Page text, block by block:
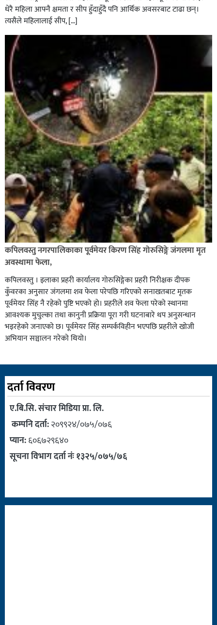
धेरै महिला आफ्नै क्षमता र सीप हुँदाहुँदै पनि आर्थिक अवसरबाट टाढा छन्।
त्यसैले महिलालाई सीप, […]
कपिलवस्तु नगरपालिकाका पूर्वमेयर किरण सिंह गोरुसिङ्गे जंगलमा मृत
अवस्थामा फेला,
कपिलवस्तु । इलाका प्रहरी कार्यालय गोरुसिङ्गेका प्रहरी निरीक्षक दीपक
कुँवरका अनुसार जंगलमा शव फेला परेपछि गरिएको सनाखतबाट मृतक
पूर्वमेयर सिंह नै रहेको पुष्टि भएको हो। प्रहरीले शव फेला परेको स्थानमा
आवश्यक मुचुल्का तथा कानुनी प्रक्रिया पूरा गरी घटनाबारे थप अनुसन्धान
भइरहेको जनाएको छ। पूर्वमेयर सिंह सम्पर्कविहीन भएपछि प्रहरीले खोजी
अभियान सञ्चालन गरेको थियो।
दर्ता विवरण
ए.बि.सि. संचार मिडिया प्रा. लि.
कम्पनि दर्ता:२०९९२४/०७५/०७६
प्यान:६०६७२९६४०
सूचना विभाग दर्ता नंः १३२५/०७५/७६